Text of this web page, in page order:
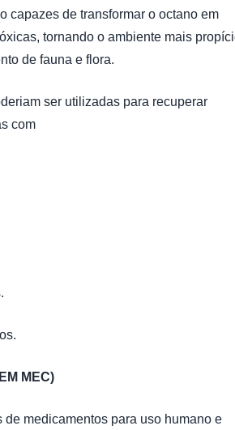
capazes de transformar o octano em
tornando o ambiente mais
de fauna e flora.
ser utilizadas para recuperar
com
MEC)
de medicamentos para uso humano e